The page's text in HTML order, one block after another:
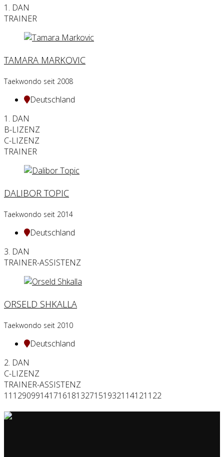
1. DAN
TRAINER
TAMARA MARKOVIC
Taekwondo seit 2008
Deutschland
1. DAN
B-LIZENZ
C-LIZENZ
TRAINER
DALIBOR TOPIC
Taekwondo seit 2014
Deutschland
3. DAN
TRAINER-ASSISTENZ
ORSELD SHKALLA
Taekwondo seit 2010
Deutschland
2. DAN
C-LIZENZ
TRAINER-ASSISTENZ
11 129099141716181327151932114121 122